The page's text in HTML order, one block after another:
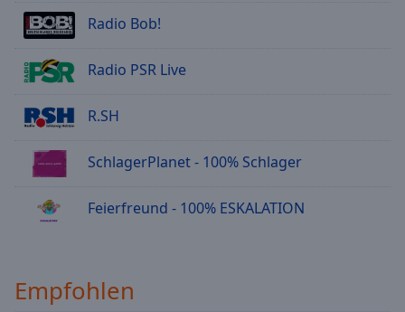
Radio Bob!
Radio PSR Live
R.SH
SchlagerPlanet - 100% Schlager
Feierfreund - 100% ESKALATION
Empfohlen